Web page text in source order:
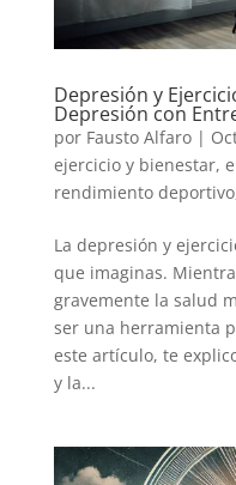
Depresión y
Depresión con
por Fausto Alfaro|
ejercicio y bienestar,
rendimiento deportivo
La depresión y
que imaginas.
gravemente la salud
ser una herramienta
este artículo, te
y la...